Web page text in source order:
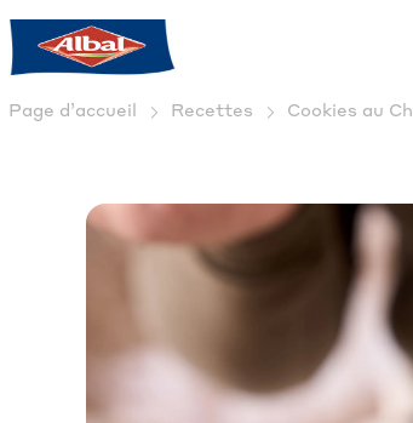
Page d’accueil Recettes Cookies au